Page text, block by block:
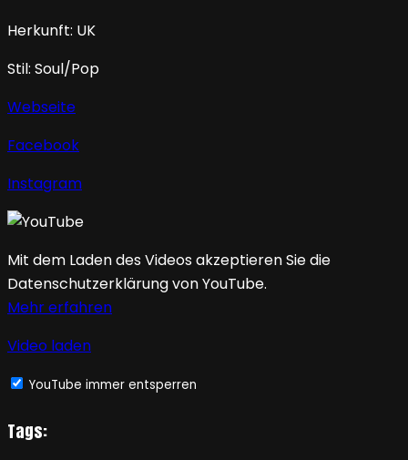
Herkunft: UK
Stil: Soul/Pop
Webseite
Facebook
Instagram
Mit dem Laden des Videos akzeptieren Sie die
Datenschutzerklärung von YouTube.
Mehr erfahren
Video laden
YouTube immer entsperren
Tags: